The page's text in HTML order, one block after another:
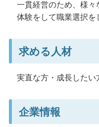
一貫経営のため、様
体験をして職業選択を
求める人材
実直な方・成長したい
企業情報